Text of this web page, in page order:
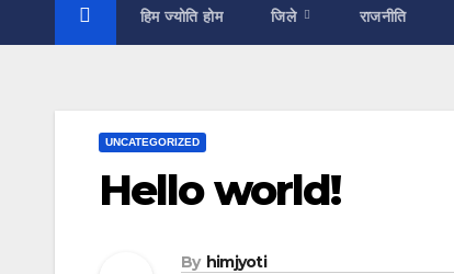
हिम ज्योति होम जिले राजनीति
UNCATEGORIZED
Hello world!
By himjyoti